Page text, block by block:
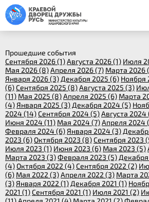
Прошедшие события
Сентября 2026 (1)Августа 2026 (1) Июля
Мая 2026 (8)Апреля 2026 (7) Марта 2026
Января 2026 (3) Декабря 2025 (6) Ноября
(6)Сентября 2025 (8)Августа 2025 (3)
(11) Мая 2025 (8)Апреля 2025 (6) Марта
(4) Января 2025 (3) Декабря 2024 (5)
2024 (14)Сентября 2024 (5)Августа 2024
Июня 2024 (11) Мая 2024 (7)Апреля 2024
Февраля 2024 (6) Января 2024 (3)
2023 (6)Октября 2023 (8)Сентября 2023
Июля 2023 (1) Июня 2023 (6) Мая 2023 (5)
Марта 2023 (3)Февраля 2023 (5)
(4)Октября 2022 (4)Сентября 2022 (2)
(6) Мая 2022 (3)Апреля 2022 (3) Марта
(3) Января 2022 (1) Декабря 2021 (1)
2021 (1)Сентября 2021 (1) Июля 2021 (2)